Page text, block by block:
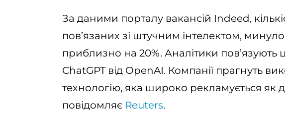
За даними порталу вакансій Indeed,
пов’язаних зі штучним інтелектом,
приблизно на 20%. Аналітики пов’язують
ChatGPT від OpenAI. Компанії прагнуть
технологію, яка широко рекламується як
повідомляє Reuters.